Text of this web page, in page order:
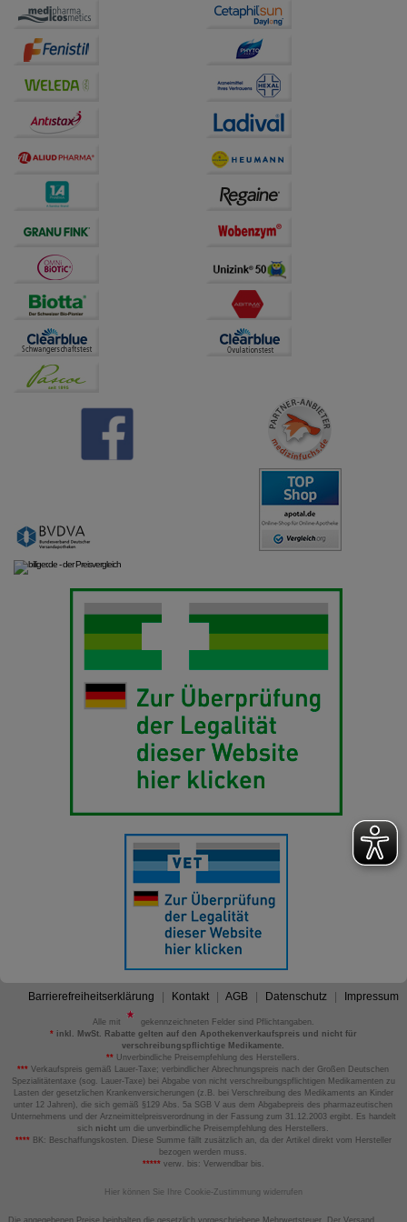
auf unserer Website aber auch die Werbung auf
Bitte beachten Sie, dass Daten hierfür teilweise an
übertragen werden.
Barrierefreiheitserklärung Kontakt AGB Datenschutz Impressum
Alle mit
gekennzeichneten Felder sind Pflichtangaben.
*inkl. MwSt. Rabatte gelten auf den Apothekenverkaufspreis und nicht für
verschreibungspflichtige Medikamente.
** Unverbindliche Preisempfehlung des Herstellers.
*** Verkaufspreis gemäß Lauer-Taxe; verbindlicher Abrechnungspreis nach der Großen Deutschen
Spezialitätentaxe (sog. Lauer-Taxe) bei Abgabe von nicht verschreibungspflichtigen Medikamenten zu
Lasten der gesetzlichen Krankenversicherungen (z.B. bei Verschreibung des Medikaments an Kinder
unter 12 Jahren), die sich gemäß §129 Abs. 5a SGB V aus dem Abgabepreis des pharmazeutischen
Unternehmens und der Arzneimittelpreisverordnung in der Fassung zum 31.12.2003 ergibt. Es handelt
sich nicht um die unverbindliche Preisempfehlung des Herstellers.
****BK: Beschaffungskosten. Diese Summe fällt zusätzlich an, da der Artikel direkt vom Hersteller
bezogen werden muss.
*****verw. bis: Verwendbar bis.
Hier können Sie Ihre Cookie-Zustimmung widerrufen
Die angegebenen Preise beinhalten die gesetzlich vorgeschriebene Mehrwertsteuer. Der Versand